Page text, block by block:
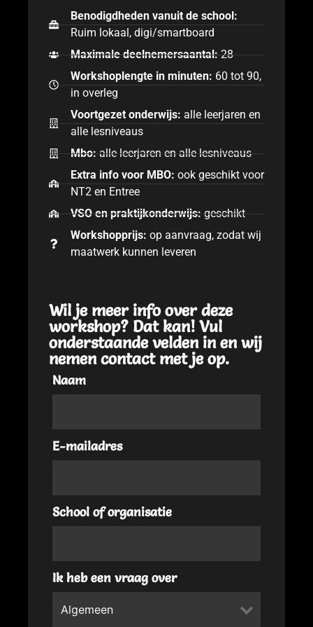
Benodigdheden vanuit de school:
Ruim lokaal, digi/smartboard
Maximale deelnemersaantal:28
Workshoplengte in minuten: 60 tot 90,
in overleg
Voortgezet onderwijs: alle leerjaren en
alle lesniveaus
Mbo:alle leerjaren en alle lesniveaus
Extra info voor MBO: ook geschikt voor
NT2 en Entree
VSO en praktijkonderwijs:geschikt
Workshopprijs: op aanvraag, zodat wij
maatwerk kunnen leveren
Wil je meer info over deze
workshop? Dat kan! Vul
onderstaande velden in en wij
nemen contact met je op.
Naam
E-mailadres
School of organisatie
Ik heb een vraag over